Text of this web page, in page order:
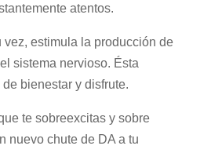
atentos.
vez, estimula la producción de
sistema nervioso. Ésta
bienestar y disfrute.
te sobreexcitas y sobre
nuevo chute de DA a tu